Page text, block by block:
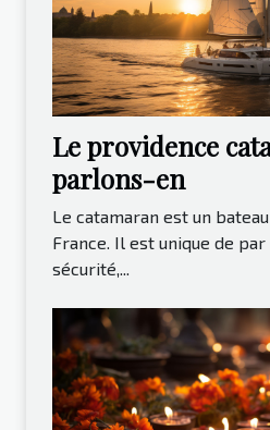
Le providence
parlons-en
Le catamaran est un
France. Il est unique de par
sécurité,...